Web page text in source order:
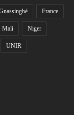
France
Mali Niger
UNIR